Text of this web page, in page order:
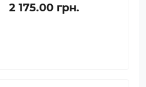
2 175.00 грн.